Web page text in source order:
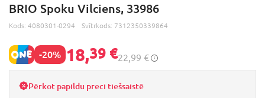
BRIO Spoku Vilciens, 33986
Kods: 4080301-0294 Svītrkods: 7312350339864
-20% 18,39 €22,99 €
Pērkot papildu preci tiešsaistē